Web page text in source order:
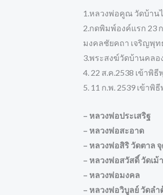
1.หลวงพ่อคูณ วัดบ้าน
2.กดพิมพ์องค์แรก 23
มงคลชัยคถา เจริญพุท
3.พระสงฆ์วัดบ้านคล
4. 22 ส.ค.2538 เข้าพิ
5. 11 ก.พ. 2539 เข้า
– หลวงพ่อประเสริฐ
– หลวงพ่อสะอาด
– หลวงพ่อสิริ วัดตาล
– หลวงพ่อสวัสดิ์ วัดเม้
– หลวงพ่อมงคล
– หลวงพ่อวิบูลย์ วัดลำ